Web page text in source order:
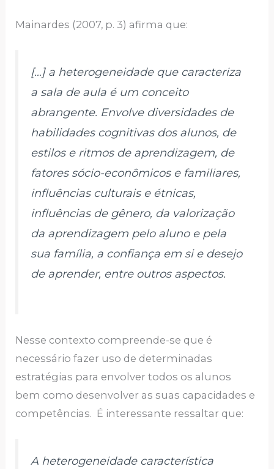
Mainardes (2007, p. 3) afirma que:
[…] a heterogeneidade que caracteriza
a sala de aula é um conceito
abrangente. Envolve diversidades de
habilidades cognitivas dos alunos, de
estilos e ritmos de aprendizagem, de
fatores sócio-econômicos e familiares,
influências culturais e étnicas,
influências de gênero, da valorização
da aprendizagem pelo aluno e pela
sua família, a confiança em si e desejo
de aprender, entre outros aspectos.
Nesse contexto compreende-se que é
necessário fazer uso de determinadas
estratégias para envolver todos os alunos
bem como desenvolver as suas capacidades e
competências. É interessante ressaltar que:
A heterogeneidade característica